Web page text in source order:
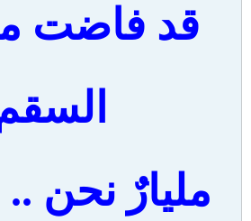
قد فاضت
مليارٌ نحن ..